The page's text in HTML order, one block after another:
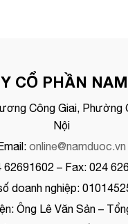
CỔ PHẦN
Công Giai, Phường
Nội
online@namduoc.vn
62691602 – Fax: 024
doanh nghiệp:
Ông Lê Văn Sản –